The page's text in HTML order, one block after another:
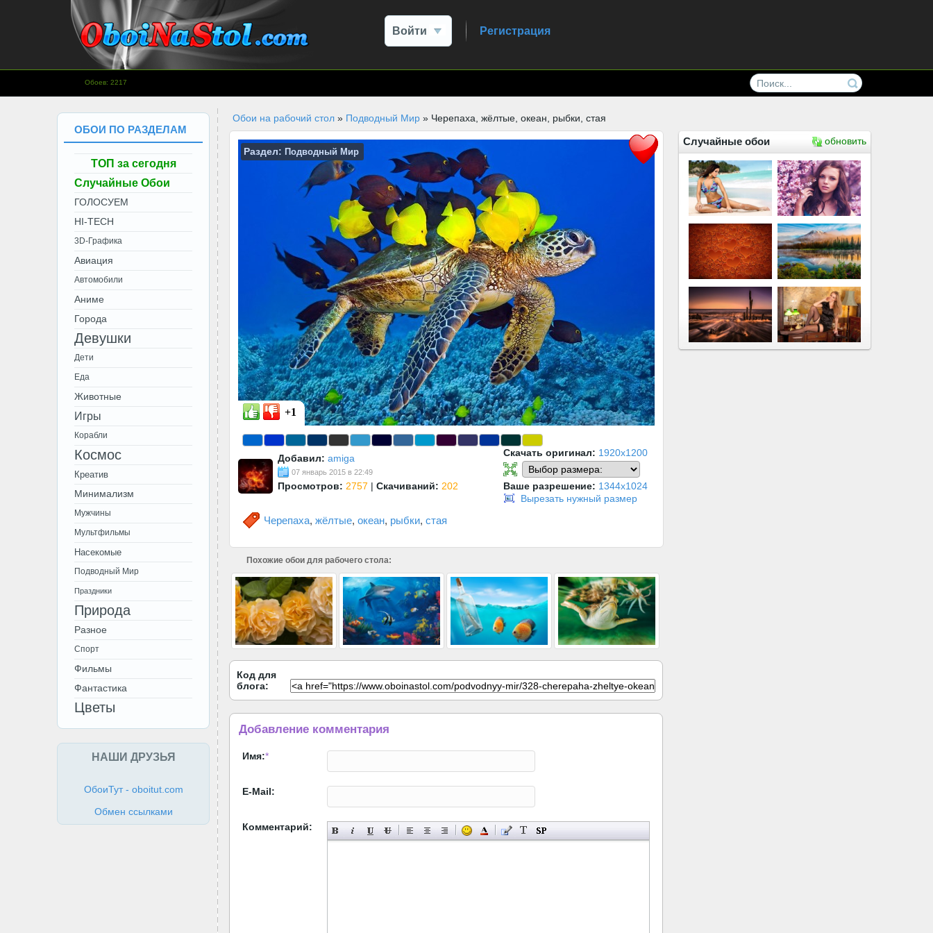
www.OboiNaStol.com - Обои на
Войти Регистрация
Обоев: 2217
Обои на рабочий стол » Подводный Мир » Черепаха, жёлтые, океан, рыбки, стая
Черепаха, жёлтые, океан, рыбки, стая
Добавил: amiga
07 январь 2015 в 22:49
Просмотров: 2757 | Скачиваний: 202
+1
Скачать оригинал: 1920x1200
Ваше разрешение: 1344x1024
Вырезать нужный размер
Раздел: Подводный Мир
Случайные обои обновить
Похожие обои для рабочего стола:
Код для
блога:
Добавление комментария
Имя:*
E-Mail:
Комментарий:
ОБОИ ПО РАЗДЕЛАМ
ТОП за сегодня
Случайные Обои
ГОЛОСУЕМ
HI-TECH
3D-Графика
Авиация
Автомобили
Аниме
Города
Девушки
Дети
Еда
Животные
Игры
Корабли
Космос
Креатив
Минимализм
Мужчины
Мультфильмы
Насекомые
Подводный Мир
Праздники
Природа
Разное
Спорт
Фильмы
Фантастика
Цветы
НАШИ ДРУЗЬЯ
ОбоиТут - oboitut.com
Обмен ссылками